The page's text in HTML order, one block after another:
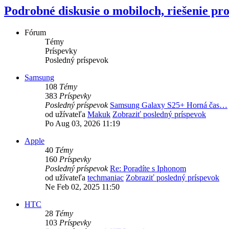
Podrobné diskusie o mobiloch, riešenie
Fórum
Témy
Príspevky
Posledný príspevok
Samsung
108 Témy
383 Príspevky
Posledný príspevok Samsung Galaxy S25+ Horná čas…
od užívateľa Makuk Zobraziť posledný príspevok
Po Aug 03, 2026 11:19
Apple
40 Témy
160 Príspevky
Posledný príspevok Re: Poradíte s Iphonom
od užívateľa techmaniac Zobraziť posledný príspevok
Ne Feb 02, 2025 11:50
HTC
28 Témy
103 Príspevky